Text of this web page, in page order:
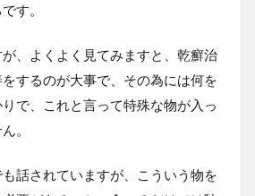
す。
、よくよく見てみますと、乾癬治
するのが大事で、その為には何を
で、これと言って特殊な物が入っ
。
話されていますが、こういう物を